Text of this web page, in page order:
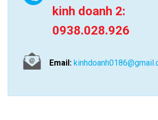
kinh doanh 2:
0938.028.926
Email: